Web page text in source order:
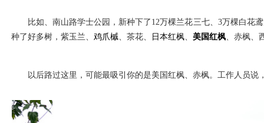
比如、南山路学士公园，新种下了12万棵兰花三七、3万棵白花
种了好多树，紫玉兰、 鸡爪槭、茶花、 日本红枫、 美国红枫、赤枫、
以后路过这里，可能最吸引你的是美国红枫、赤枫。工作人员